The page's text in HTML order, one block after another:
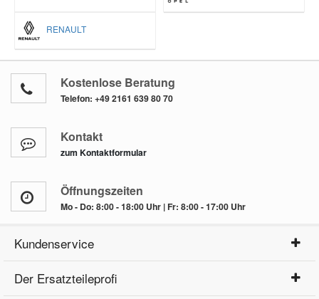
RENAULT
Kostenlose Beratung
Telefon: +49 2161 639 80 70
Kontakt
zum Kontaktformular
Öffnungszeiten
Mo - Do: 8:00 - 18:00 Uhr | Fr: 8:00 - 17:00 Uhr
Kundenservice
Der Ersatzteileprofi